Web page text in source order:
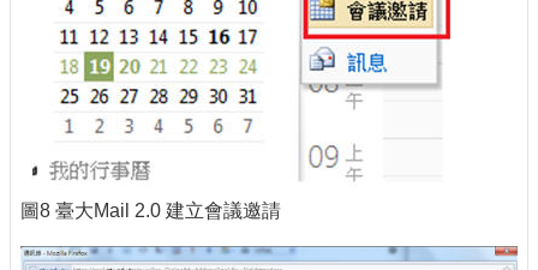
圖8 臺大Mail 2.0 建立會議邀請